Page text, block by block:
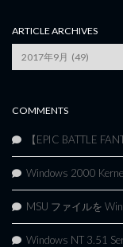
ARTICLE ARCHIVES
Archives
COMMENTS
【EPIC BATTLE
Windows 2000
MSU ファイルを
Windows NT 3.51